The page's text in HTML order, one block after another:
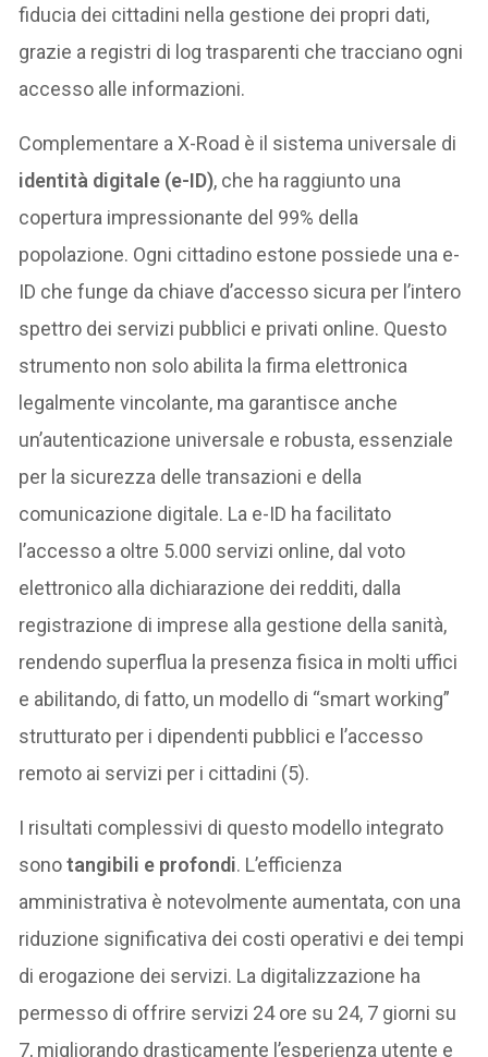
fiducia dei cittadini nella gestione dei propri dati,
grazie a registri di log trasparenti che tracciano ogni
accesso alle informazioni.
Complementare a X-Road è il sistema universale di
identità digitale (e-ID), che ha raggiunto una
copertura impressionante del 99% della
popolazione. Ogni cittadino estone possiede una e-
ID che funge da chiave d’accesso sicura per l’intero
spettro dei servizi pubblici e privati online. Questo
strumento non solo abilita la firma elettronica
legalmente vincolante, ma garantisce anche
un’autenticazione universale e robusta, essenziale
per la sicurezza delle transazioni e della
comunicazione digitale. La e-ID ha facilitato
l’accesso a oltre 5.000 servizi online, dal voto
elettronico alla dichiarazione dei redditi, dalla
registrazione di imprese alla gestione della sanità,
rendendo superflua la presenza fisica in molti uffici
e abilitando, di fatto, un modello di “smart working”
strutturato per i dipendenti pubblici e l’accesso
remoto ai servizi per i cittadini (5).
I risultati complessivi di questo modello integrato
sonotangibili e profondi. L’efficienza
amministrativa è notevolmente aumentata, con una
riduzione significativa dei costi operativi e dei tempi
di erogazione dei servizi. La digitalizzazione ha
permesso di offrire servizi 24 ore su 24, 7 giorni su
7, migliorando drasticamente l’esperienza utente e